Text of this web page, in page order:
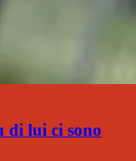
di lui ci sono